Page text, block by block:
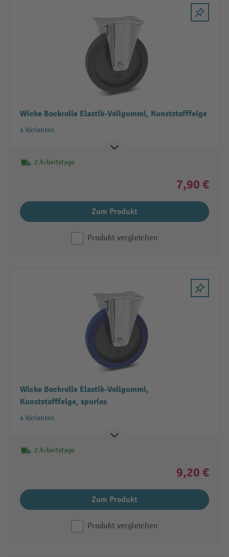
Wicke Bockrolle Elastik-Vollgummi, Kunststofffelge
4 Varianten
2 Arbeitstage
7,90 €
Zum Produkt
Produkt vergleichen
Wicke Bockrolle Elastik-Vollgummi,
Kunststofffelge, spurlos
4 Varianten
2 Arbeitstage
9,20 €
Zum Produkt
Produkt vergleichen